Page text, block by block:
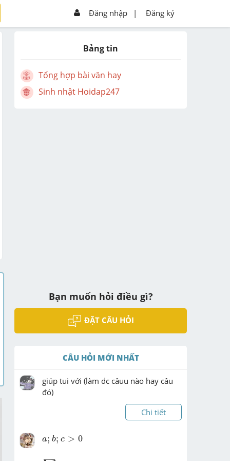
Đăng nhập | Đăng ký
Bảng tin
Tổng hợp bài văn hay
Sinh nhật Hoidap247
Bạn muốn hỏi điều gì?
ĐẶT CÂU HỎI
CÂU HỎI MỚI NHẤT
giúp tui với (làm dc câuu nào hay câu
đó)
Chi tiết
a; b; c > 0
a; b; c> 0